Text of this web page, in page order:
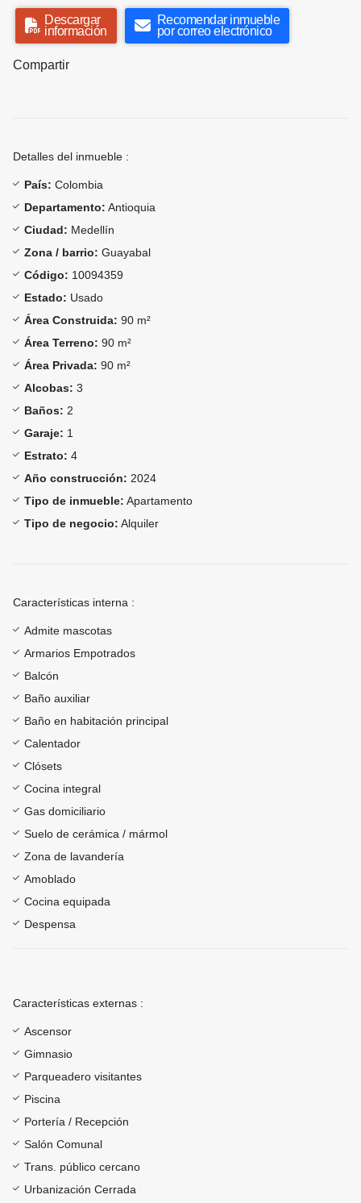
Descargar
información
Recomendar inmueble
por correo electrónico
Compartir
Detalles del inmueble :
País: Colombia
Departamento: Antioquia
Ciudad: Medellín
Zona / barrio: Guayabal
Código: 10094359
Estado: Usado
Área Construida: 90 m²
Área Terreno: 90 m²
Área Privada: 90 m²
Alcobas: 3
Baños: 2
Garaje: 1
Estrato: 4
Año construcción: 2024
Tipo de inmueble: Apartamento
Tipo de negocio: Alquiler
Características interna :
Admite mascotas
Armarios Empotrados
Balcón
Baño auxiliar
Baño en habitación principal
Calentador
Clósets
Cocina integral
Gas domiciliario
Suelo de cerámica / mármol
Zona de lavandería
Amoblado
Cocina equipada
Despensa
Características externas :
Ascensor
Gimnasio
Parqueadero visitantes
Piscina
Portería / Recepción
Salón Comunal
Trans. público cercano
Urbanización Cerrada